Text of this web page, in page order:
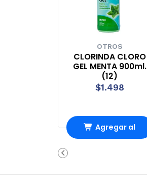
OTROS
CLORINDA CLORO
GEL MENTA 900ml.
(12)
$1.498
Agregar al